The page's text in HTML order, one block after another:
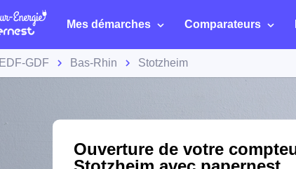
Mes démarches Comparateurs
EDF-GDF Bas-Rhin Stotzheim